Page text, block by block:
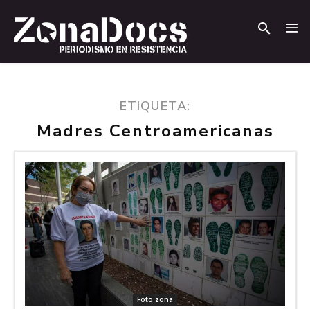
ETIQUETA:
Madres Centroamericanas
Foto zona